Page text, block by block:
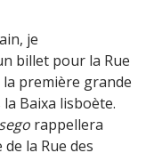
je
billet pour la Rue
la première grande
Baixa lisboète.
rappellera
la Rue des